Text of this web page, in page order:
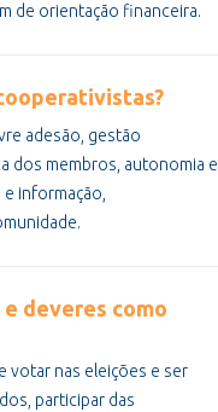
de orientação financeira.
adesão, gestão
dos membros, autonomia e
informação,
deveres como
votar nas eleições e ser
participar das